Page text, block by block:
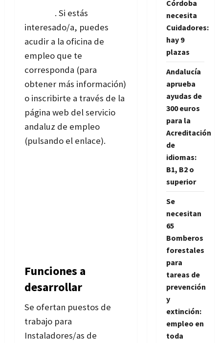
. Si estás
interesado/a, puedes
acudir a la oficina de
empleo que te
corresponda (para
obtener más información)
o inscribirte a través de la
página web del servicio
andaluz de empleo
(pulsando el enlace).
Funciones a
desarrollar
Se ofertan puestos de
trabajo para
Instaladores/as de
Córdoba
necesita
Cuidadores:
hay 9
plazas
Andalucía
aprueba
ayudas de
300 euros
para la
Acreditación
de
idiomas:
B1, B2 o
superior
Se
necesitan
65
Bomberos
forestales
para
tareas de
prevención
y
extinción:
empleo en
toda